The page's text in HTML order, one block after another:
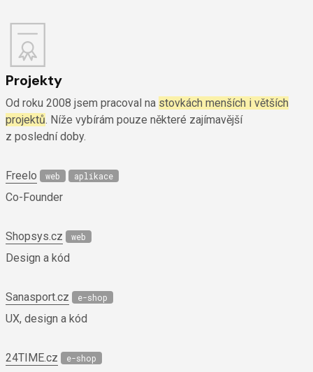
Projekty
Od roku 2008 jsem pracoval na stovkách menších i větších
projektů. Níže vybírám pouze některé zajímavější
z poslední doby.
Freelo web aplikace
Co-Founder
Shopsys.cz web
Design a kód
Sanasport.cz e-shop
UX, design a kód
24TIME.cz e-shop